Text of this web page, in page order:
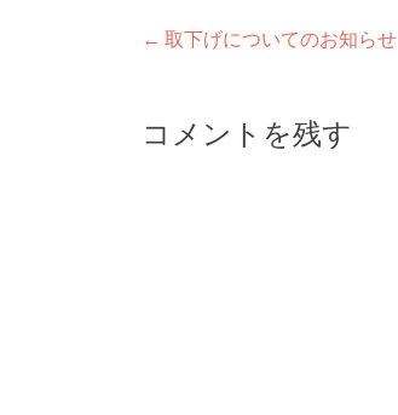
投
ナ
← 取下げについてのお知らせ
コメントを残す